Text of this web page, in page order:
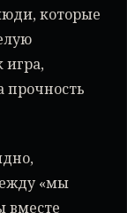
которые
игра,
прочность
«мы
вместе